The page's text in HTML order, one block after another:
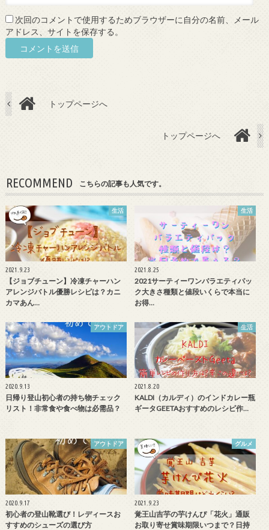
次回のコメントで使用するためブラウザーに自分の名前、メール
アドレス、サイトを保存する。
トップページへ
トップページへ
RECOMMEND こちらの記事も人気です。
生活
2021.9.23
【ジョブチューン】冷凍チャーハン
アレンジバトル優勝レシピは？カニ
カマあん…
生活
2021.8.25
2021サーティーワンバラエティパッ
ク大きさ種類と値段いくらで本当に
お得…
アウトドア
2020.9.13
日帰り登山初心者の持ち物チェック
リスト！非常食や食べ物は必需品？
生活
2021.8.20
KALDI（カルディ）のインドカレー瓶
ギータGEETAおすすめのレシピ作…
アウトドア
2020.9.17
初心者の登山靴選び！レディースお
すすめのシューズの選び方
グルメ
2021.9.23
覚王山吉芋の芋けんぴ「花火」通販
お取り寄せ賞味期限いつまで？日持